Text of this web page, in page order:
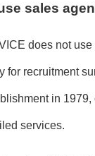
sales
does not
for recruitment
in
services.